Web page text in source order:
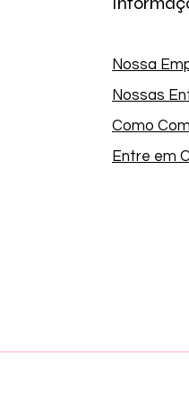
Nossa
Nossas
Como
Entre em